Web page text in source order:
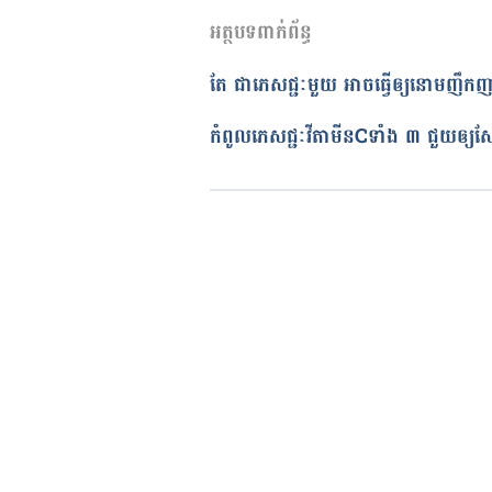
What are the benefits of
https://
The One Mistake That Makes
your-cup-of-tea-bad-for-your-
02/02/2022
នូ សោភ័ណ្ឌ
ត្រួតពិនិត្យដោយ វេជ្ជ. ចាន់ ស៊ីណ
បច្ចុប្បន្នភាពដោយ៖
អត្ថបទពាក់ព័ន្ធ
តែ ជា​ភេសជ្ជៈ​មួយ​​​​​​​​​​​​​​​​​​​​​​​​​​​​​​​​​​​​​​​​​​​​​​​​​​​​​​​​​​ អាចធ្វើ​ឲ្យ​នោម​ញឹក
កំពូល​ភេសជ្ជៈ​វីតាមីន​Cទាំង ​៣ ​ជួយ​ឲ្យ​ស្